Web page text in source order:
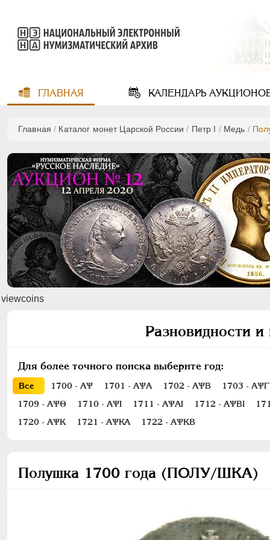
ГЛАВНАЯ КАЛЕНДАРЬ
Главная / Каталог монет Царской России / Пeтр I / Медь /
viewcoins
Разновидности
Для более точного поиска выберите год:
Все 1700 - АѰ 1701 - АѰА 1702 - АѰВ
1703 - АѰГ
1709 - АѰѲ
1710 - АѰI 1711 - АѰАI 1712 - АѰВI
1720 - АѰК
1721 - АѰКА 1722 - АѰКВ
Полушка 1700 года (ПОЛУ/ШКА)